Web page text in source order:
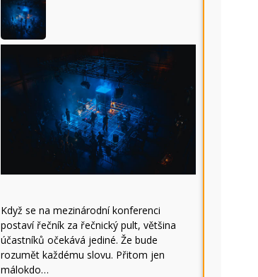
Když se na mezinárodní konferenci
postaví řečník za řečnický pult, většina
účastníků očekává jediné. Že bude
rozumět každému slovu. Přitom jen
málokdo…